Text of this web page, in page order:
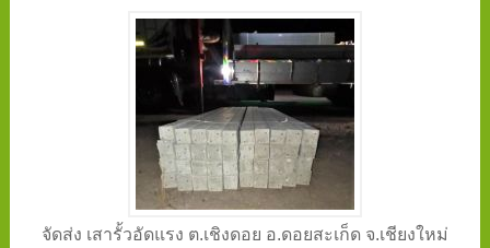
จัดส่ง เสารั้วอัดแรง ต.เชิงดอย อ.ดอยสะเก็ด จ.เชียงใหม่